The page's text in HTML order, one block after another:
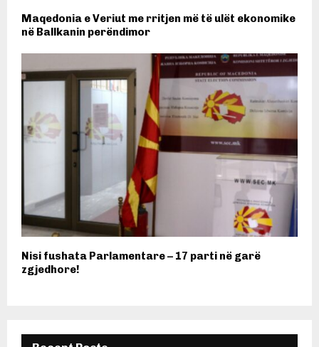
Maqedonia e Veriut me rritjen më të ulët ekonomike
në Ballkanin perëndimor
Nisi fushata Parlamentare – 17 parti në garë
zgjedhore!